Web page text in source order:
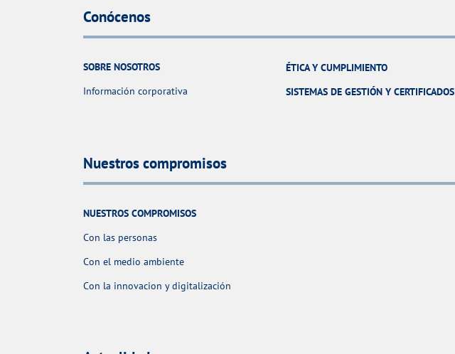
Conócenos
SOBRE NOSOTROS
Información corporativa
ÉTICA Y CUMPLIMIENTO
SISTEMAS DE GESTIÓN Y CERTIFICADOS
Nuestros compromisos
NUESTROS COMPROMISOS
Con las personas
Con el medio ambiente
Con la innovacion y digitalización